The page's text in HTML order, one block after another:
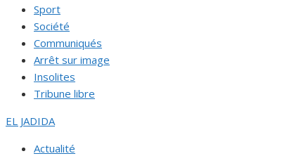
Sport
Société
Communiqués
Arrêt sur image
Insolites
Tribune libre
EL JADIDA
Actualité